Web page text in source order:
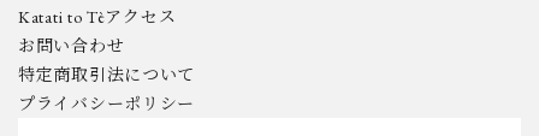
Katati to Tèアクセス
お問い合わせ
特定商取引法について
プライバシーポリシー